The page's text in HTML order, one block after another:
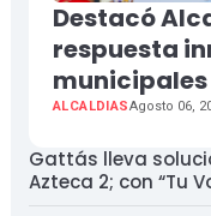
Destacó
respuesta
ALCALDIASAgosto 06,
Gattás lleva
Azteca 2; con “Tu